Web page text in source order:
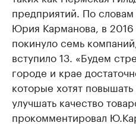
предприятий. По словам
Юрия Карманова, в 2016
покинуло семь
вступило 13. «Будем
городе и крае
которые хотят
улучшать качество
прокомментировал